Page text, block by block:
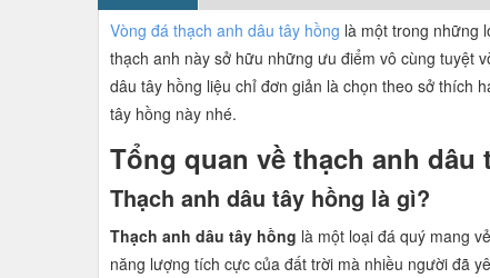
Vòng đá thạch anh dâu tây hồng là một trong những
thạch anh này sở hữu những ưu điểm vô cùng tuyệt
dâu tây hồng liệu chỉ đơn giản là chọn theo sở thích
tây hồng này nhé.
Tổng quan về thạch anh dâu
Thạch anh dâu tây hồng là gì?
Thạch anh dâu tây hồng là một loại đá quý mang
năng lượng tích cực của đất trời mà nhiều người đã